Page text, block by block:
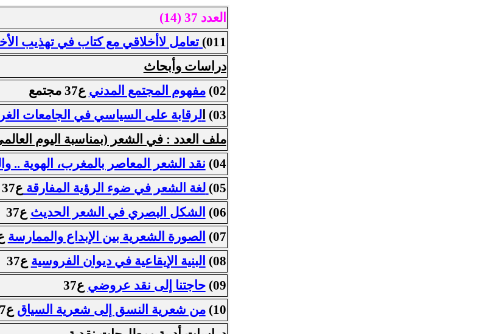
العدد 37 (14)
011
)تعامل لاأخلاقي مع كتاب في تهذيب
دراسات وأبحاث
02) مفهوم المجتمع المدني ع37 مجتمع
03)
الرقابة على السياسي في الجامعات
ملف العدد : في الشعر (بمناسبة اليوم
04) نقد الشعر المعاصر بالمغرب، الهوية ..
05) لغة الشعر في ضوء الرؤية المفارقة ع37
06)
الشكل البصري في الشعر الحديث ع37
07)
الصورة الشعرية بين الإبداع والممارسة
08)
البنية الإيقاعية في ديوان الفروسية ع37
09) حاجتنا إلى نقد عروضي ع37
10) من شعرية النسق إلى شعرية السياق ع37